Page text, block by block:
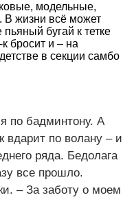
модельные,
В жизни всё может
бугай к тетке
бросит и – на
в секции самбо
по бадминтону. А
вдарит по волану – и
ряда. Бедолага
все прошло.
– За заботу о моем